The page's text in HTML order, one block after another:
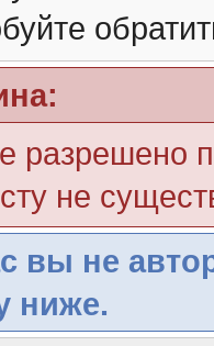
разрешено
не
вы не
ниже.